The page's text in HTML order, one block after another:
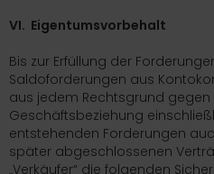
VI. Eigentumsvorbehalt
Bis zur Erfüllung der
Saldoforderungen aus
aus jedem Rechtsgrund gegen
Geschäftsbeziehung
entstehenden Forderungen
später abgeschlossenen
„Verkäufer“ die folgenden